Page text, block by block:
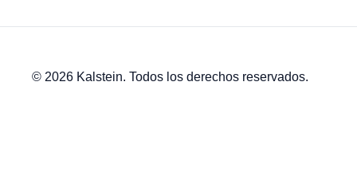
© 2026 Kalstein. Todos los derechos reservados.